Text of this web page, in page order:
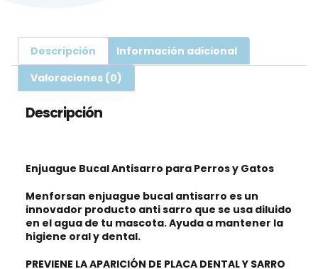
Descripción
Información adicional
Valoraciones (0)
Descripción
Enjuague Bucal Antisarro para Perros y Gatos
Menforsan enjuague bucal antisarro es un
innovador producto anti sarro que se usa diluido
en el agua de tu mascota. Ayuda a mantener la
higiene oral y dental.
PREVIENE LA APARICIÓN DE PLACA DENTAL Y SARRO